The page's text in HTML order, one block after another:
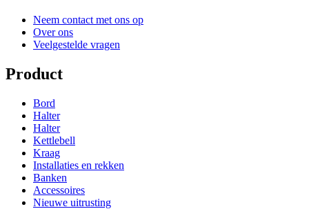
Neem contact met ons op
Over ons
Veelgestelde vragen
Product
Bord
Halter
Halter
Kettlebell
Kraag
Installaties en rekken
Banken
Accessoires
Nieuwe uitrusting